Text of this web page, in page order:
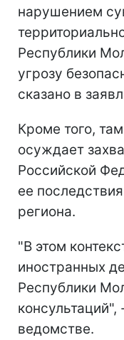
нарушением
Республики
угрозу
сказано в
Кроме того,
осуждает
Российской
ее
региона.
"В этом
иностранных
Республики
ведомстве.